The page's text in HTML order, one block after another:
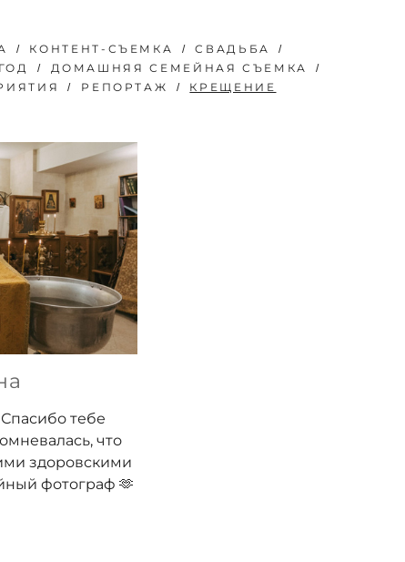
КОНТЕНТ-СЪЕМКА
СВАДЬБА
ДОМАШНЯЯ СЕМЕЙНАЯ СЪЕМКА
РЕПОРТАЖ КРЕЩЕНИЕ
тебе
что
здоровскими
фотограф 🫶